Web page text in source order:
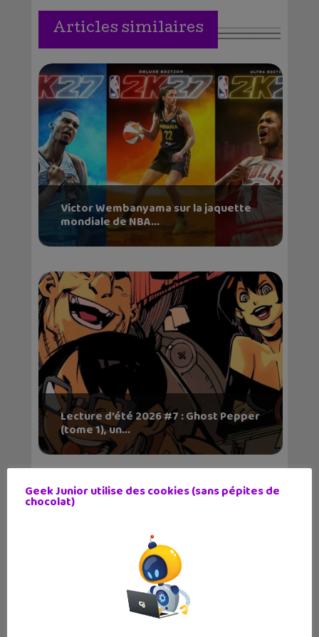
Articles similaires
Victor Wembanyama sur la jaquette
mondiale de NBA...
Lecture d’été 2026 #7 : Ghost Pepper
(tome 1), un...
Les sorties geek de l’été à Paris : One
Geek Junior utilise des cookies (sans pépites de
chocolat)